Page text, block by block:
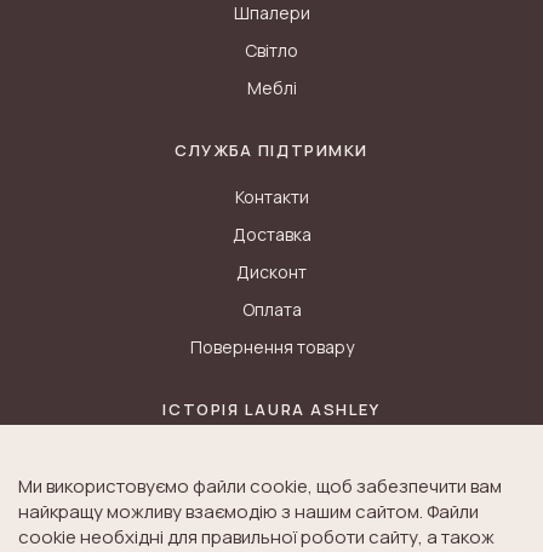
Шпалери
Світло
Меблі
СЛУЖБА ПІДТРИМКИ
Контакти
Доставка
Дисконт
Оплата
Повернення товару
ІСТОРІЯ LAURA ASHLEY
Історія K&A
Історія Laura Ashley
Ми використовуємо файли cookie, щоб забезпечити вам
найкращу можливу взаємодію з нашим сайтом. Файли
cookie необхідні для правильної роботи сайту, а також